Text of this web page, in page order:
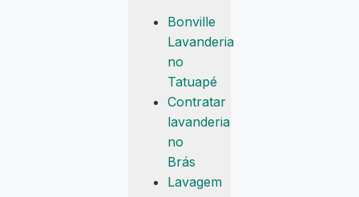
Bonville
Lavanderia
no
Tatuapé
Contratar
lavanderia
no
Brás
Lavagem